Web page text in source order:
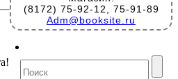
(8172) 75-92-12, 75-91-89
Adm@booksite.ru